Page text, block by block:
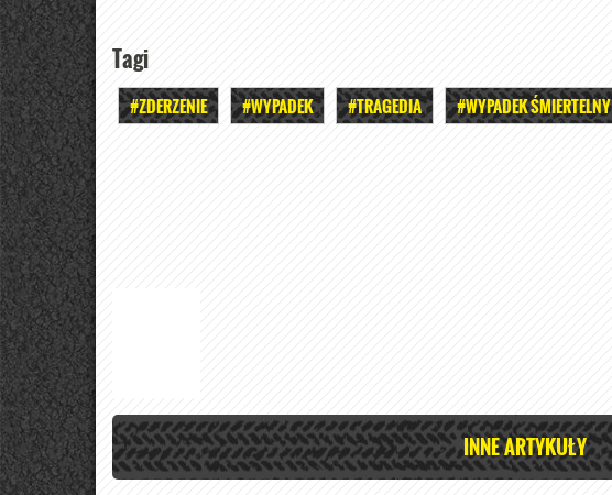
Tagi
#ZDERZENIE #WYPADEK #TRAGEDIA #WYPADEK ŚMIERTELNY
INNE ARTYKUŁY